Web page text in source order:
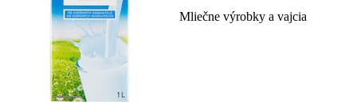
Mliečne výrobky a vajcia